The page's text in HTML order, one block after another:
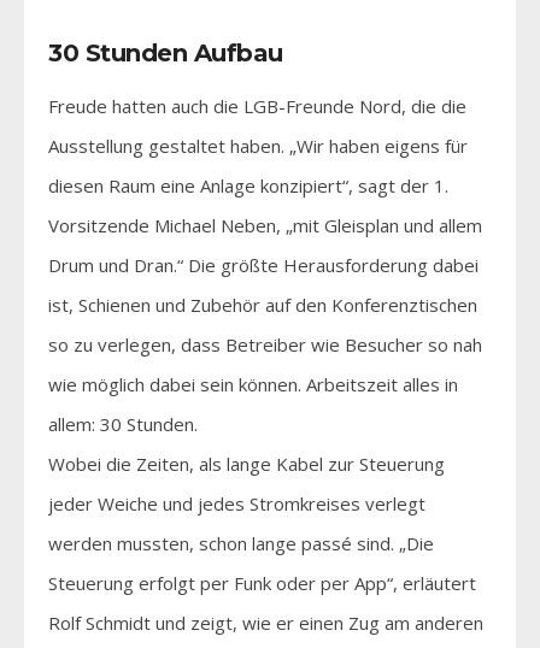
30 Stunden Aufbau
Freude hatten auch die LGB-Freunde Nord, die die
Ausstellung gestaltet haben. „Wir haben eigens für
diesen Raum eine Anlage konzipiert“, sagt der 1.
Vorsitzende Michael Neben, „mit Gleisplan und allem
Drum und Dran.“ Die größte Herausforderung dabei
ist, Schienen und Zubehör auf den Konferenztischen
so zu verlegen, dass Betreiber wie Besucher so nah
wie möglich dabei sein können. Arbeitszeit alles in
allem: 30 Stunden.
Wobei die Zeiten, als lange Kabel zur Steuerung
jeder Weiche und jedes Stromkreises verlegt
werden mussten, schon lange passé sind. „Die
Steuerung erfolgt per Funk oder per App“, erläutert
Rolf Schmidt und zeigt, wie er einen Zug am anderen